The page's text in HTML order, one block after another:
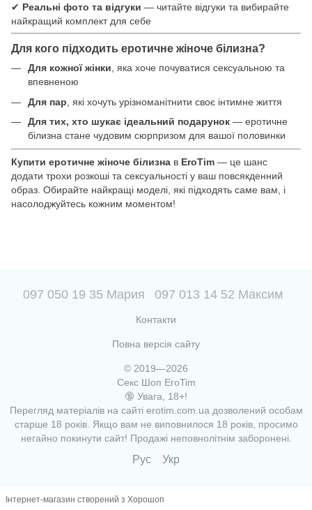
✔ Реальні фото та відгуки — читайте відгуки та вибирайте
найкращий комплект для себе
Для кого підходить еротичне жіноче білизна?
Для кожної жінки, яка хоче почуватися сексуальною та
впевненою
Для пар , які хочуть урізноманітнити своє інтимне життя
Для тих, хто шукає ідеальний подарунок — еротичне
білизна стане чудовим сюрпризом для вашої половинки
Купити еротичне жіноче білизна в EroTim — це шанс
додати трохи розкоші та сексуальності у ваш повсякденний
образ. Обирайте найкращі моделі, які підходять саме вам, і
насолоджуйтесь кожним моментом!
097 050 19 35 Мария 097 013 14 52 Максим
Контакти
Повна версія сайту
© 2019—2026
Секс Шоп EroTim
🔞 Увага, 18+!
Перегляд матеріалів на сайті erotim.com.ua дозволений особам
старше 18 років. Якщо вам не виповнилося 18 років, просимо
негайно покинути сайт! Продажі неповнолітнім заборонені.
Рус Укр
Інтернет-магазин створений з Хорошоп